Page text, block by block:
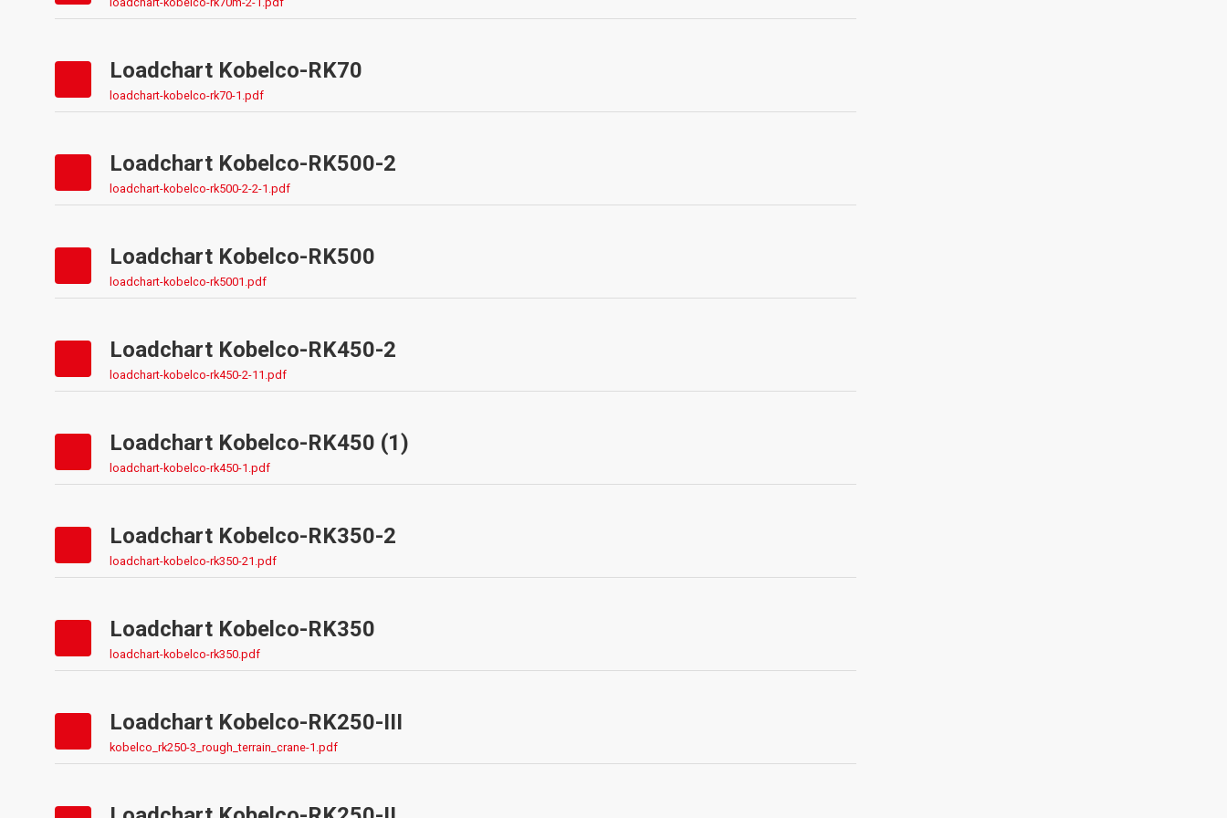
Loadchart Kobelco-RK70
loadchart-kobelco-rk70-1.pdf
Loadchart Kobelco-RK500-2
loadchart-kobelco-rk500-2-2-1.pdf
Loadchart Kobelco-RK500
loadchart-kobelco-rk5001.pdf
Loadchart Kobelco-RK450-2
loadchart-kobelco-rk450-2-11.pdf
Loadchart Kobelco-RK450 (1)
loadchart-kobelco-rk450-1.pdf
Loadchart Kobelco-RK350-2
loadchart-kobelco-rk350-21.pdf
Loadchart Kobelco-RK350
loadchart-kobelco-rk350.pdf
Loadchart Kobelco-RK250-III
kobelco_rk250-3_rough_terrain_crane-1.pdf